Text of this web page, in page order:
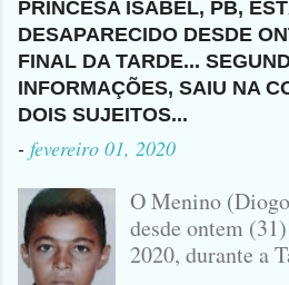
HÁ NENHUMA
SOBRE QUEM
VEÍCULO
ACIDENTE EM
PERDEU A
IDOMINIS
IDOMINIS
ENVOLVIDO
MONTANA NA
PODEM
MORRENDO
ACUSADO E
SEM CAMISA
MUNICÍPIO DE
SUSPEITA É
FUGIDO PARA
CAPIBARIBE,
PRINCESA ISABEL, PB,
DESAPARECIDO DESDE
FINAL DA TARDE...
INFORMAÇÕES, SAIU NA
DOIS SUJEITOS...
- fevereiro 01, 2020
O Menino
desde ontem
2020, durante a